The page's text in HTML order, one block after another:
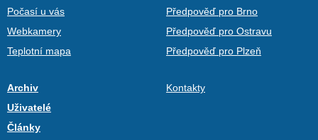
Počasí u vás
Webkamery
Teplotní mapa
Předpověď pro Brno
Předpověď pro Ostravu
Předpověď pro Plzeň
Archiv
Uživatelé
Články
Kontakty